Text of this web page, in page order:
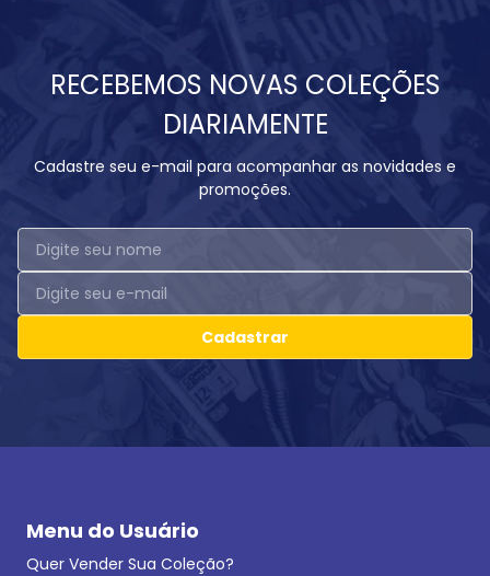
RECEBEMOS NOVAS COLEÇÕES
DIARIAMENTE
Cadastre seu e-mail para acompanhar as novidades e
promoções.
Cadastrar
Menu do Usuário
Quer Vender Sua Coleção?